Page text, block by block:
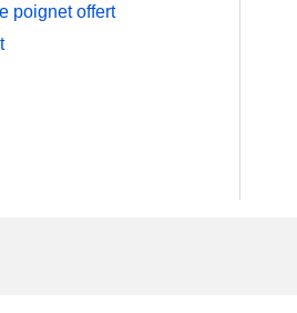
poignet offert